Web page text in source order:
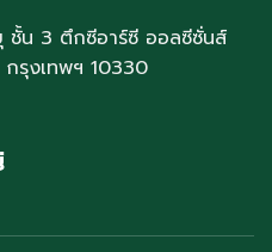
ชั้น 3 ตึกซีอาร์ซี ออลซีซั่นส์
รุงเทพฯ 10330